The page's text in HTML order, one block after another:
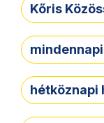
Kőris
hétköznapi